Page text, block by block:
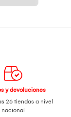
y devoluciones
26 tiendas a nivel
nacional